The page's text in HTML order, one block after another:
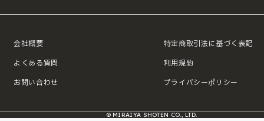
会社概要
よくある質問
お問い合わせ
特定商取引法に基づく表記
利用規約
プライバシーポリシー
© MIRAIYA SHOTEN CO., LTD.